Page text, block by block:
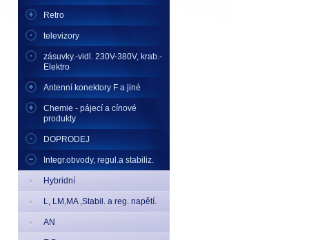
Retro
televizory
zásuvky.-vidl. 230V-380V, krab.-
Elektro
Antenní konektory F a jiné
Chemie - pájecí a cínové
produkty
DOPRODEJ
Integr.obvody, regul.a stabiliz.
Hybridní
L, LM,MA ,Stabil. a reg. napětí.
AN